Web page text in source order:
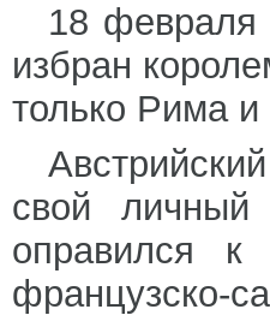
18 февраля
избран
только Рима
свой личный
оправился к
французско-